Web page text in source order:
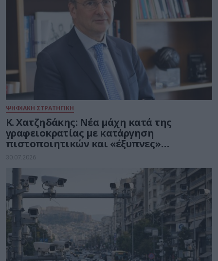
ΨΗΦΙΑΚΗ ΣΤΡΑΤΗΓΙΚΗ
Κ. Χατζηδάκης: Νέα μάχη κατά της
γραφειοκρατίας με κατάργηση
πιστοποιητικών και «έξυπνες»
διασταυρώσεις του Δημοσίου
30.07.2026